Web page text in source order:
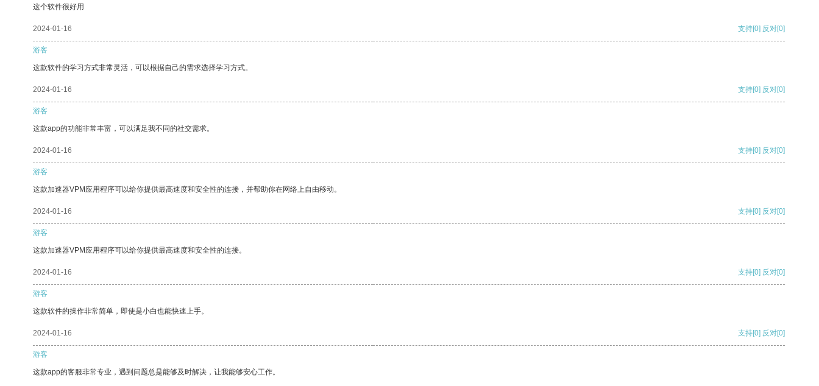
这个软件很好用
2024-01-16 支持[0] 反对[0]
游客
这款软件的学习方式非常灵活，可以根据自己的需求选择学习方式。
2024-01-16 支持[0] 反对[0]
游客
这款app的功能非常丰富，可以满足我不同的社交需求。
2024-01-16 支持[0] 反对[0]
游客
这款加速器VPM应用程序可以给你提供最高速度和安全性的连接，并帮助你在网络上自由移动。
2024-01-16 支持[0] 反对[0]
游客
这款加速器VPM应用程序可以给你提供最高速度和安全性的连接。
2024-01-16 支持[0] 反对[0]
游客
这款软件的操作非常简单，即使是小白也能快速上手。
2024-01-16 支持[0] 反对[0]
游客
这款app的客服非常专业，遇到问题总是能够及时解决，让我能够安心工作。